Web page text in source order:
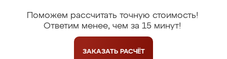
Поможем рассчитать точную стоимость!
Ответим менее, чем за 15 минут!
ЗАКАЗАТЬ РАСЧЁТ